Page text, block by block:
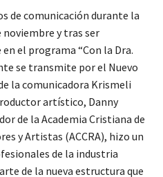
de comunicación durante la
noviembre y tras ser
el programa “Con la Dra.
se transmite por el Nuevo
la comunicadora Krismeli
artístico, Danny
de la Academia Cristiana de
y Artistas (ACCRA), hizo un
de la industria
de la nueva estructura que